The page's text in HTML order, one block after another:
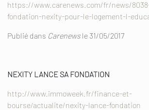
https://www.carenews.com/fr/news/
fondation-nexity-pour-le-logement-l-
Publié dans Carenews le 31/05/2017
NEXITY LANCE SA FONDATION
http://www.immoweek.fr/finance-et-
bourse/actualite/nexity-lance-fondation